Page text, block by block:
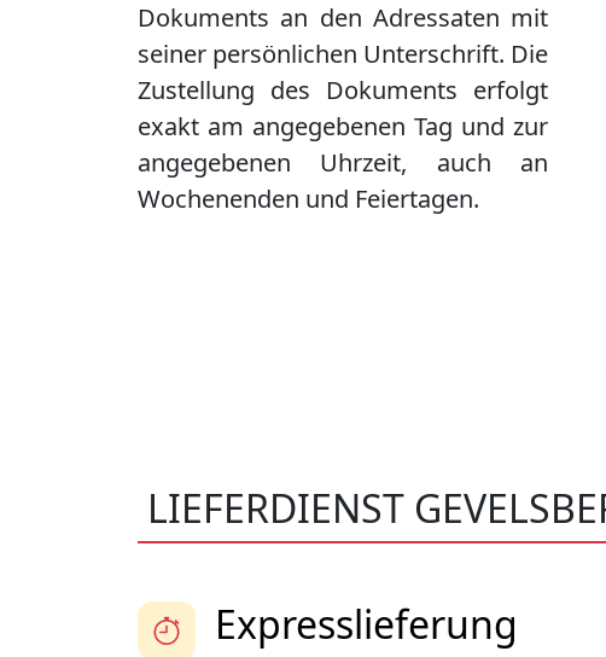
Dokuments an den Adressaten mit
seiner persönlichen Unterschrift. Die
Zustellung des Dokuments erfolgt
exakt am angegebenen Tag und zur
angegebenen Uhrzeit, auch an
Wochenenden und Feiertagen.
LIEFERDIENST
Expresslieferung